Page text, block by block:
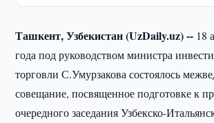
Ташкент, Узбекистан (UzDaily.uz) -- 18
года под руководством министра
торговли С.Умурзакова состоялось
совещание, посвященное подготовке к
очередного заседания Узбекско-